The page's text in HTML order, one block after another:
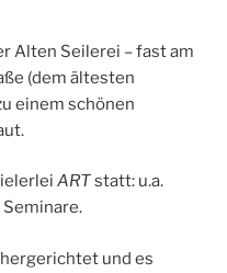
Alten Seilerei – fast am
(dem ältesten
einem schönen
ARTstatt: u.a.
und es